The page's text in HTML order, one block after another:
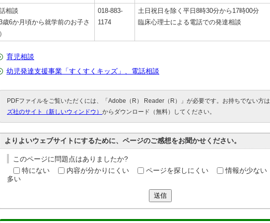
相談
3歳6か月頃から就学前のお子さ
018-883-
1174
土日祝日を除く平日8時30分から17時00分
臨床心理士による電話での発達相談
育児相談
幼児発達支援事業「すくすくキッズ」、電話相談
PDFファイルをご覧いただくには、「Adobe（R） Reader（R）」が必要です。お持ちでない方は
ズ社のサイト（新しいウィンドウ） からダウンロード（無料）してください。
よりよいウェブサイトにするために、ページのご感想をお聞かせください。
このページに問題点はありましたか?
特にない
内容が分かりにくい ページを探しにくい 情報が少ない
多い
送信